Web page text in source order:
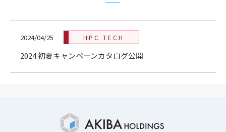
2024/04/25 HPC TECH
2024 初夏キャンペーンカタログ公開